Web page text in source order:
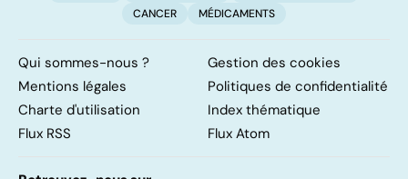
CANCER
MÉDICAMENTS
Qui sommes-nous ?
Gestion des cookies
Mentions légales
Politiques de confidentialité
Charte d'utilisation
Index thématique
Flux RSS
Flux Atom